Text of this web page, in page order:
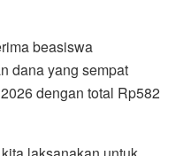
beasiswa
dana yang sempat
dengan total Rp582